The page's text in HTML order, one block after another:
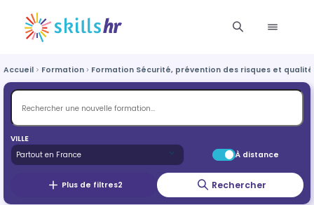
Accueil Formation Formation Sécurité, prévention des risques et qualité
VILLE
À distance
Plus de filtres2 Rechercher